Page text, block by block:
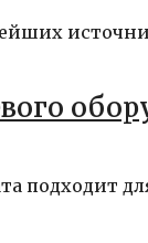
подходит